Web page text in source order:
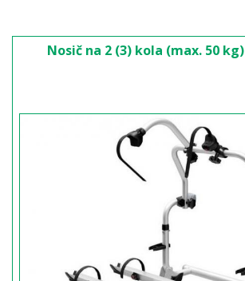
Nosič na 2 (3) kola (max. 50